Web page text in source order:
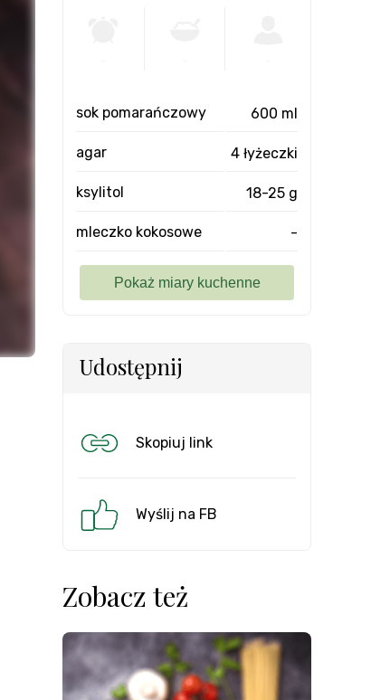
sok pomarańczowy 600 ml
agar 4 łyżeczki
ksylitol 18-25 g
mleczko kokosowe -
Udostępnij
Skopiuj link
Wyślij na FB
Zobacz też